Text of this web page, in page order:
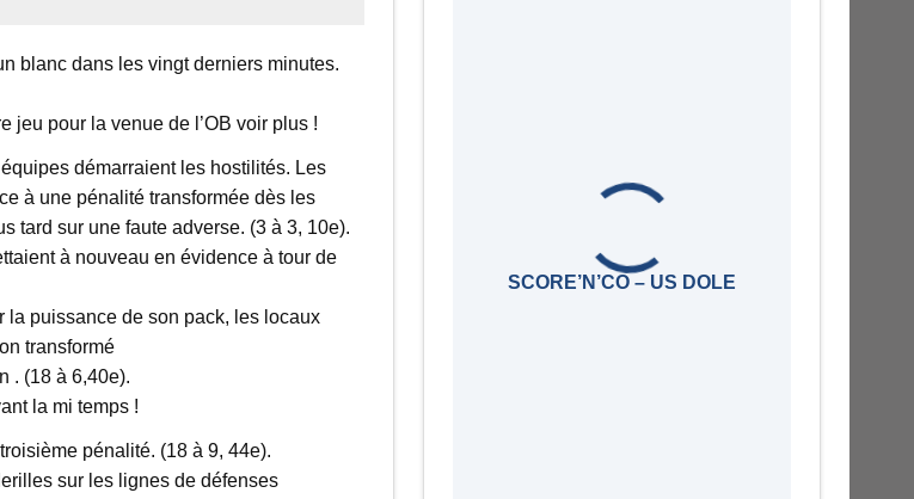
blanc dans les vingt derniers minutes.
jeu pour la venue de l’OB voir plus !
démarraient les hostilités. Les
à une pénalité transformée dès les
tard sur une faute adverse. (3 à 3, 10e).
à nouveau en évidence à tour de
la puissance de son pack, les locaux
transformé
. (18 à 6,40e).
la mi temps !
pénalité. (18 à 9, 44e).
sur les lignes de défenses
SCORE’N’CO – US DOLE